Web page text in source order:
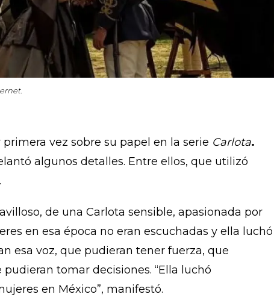
vez sobre su papel en la serie Carlota.
algunos detalles. Entre ellos, que utilizó
de una Carlota sensible, apasionada por
en esa época no eran escuchadas y ella luchó
esa voz, que pudieran tener fuerza, que
tomar decisiones. “Ella luchó
en México”, manifestó.